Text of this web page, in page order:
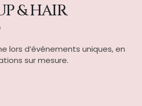
& HAIR
lors d’événements uniques, en
sur mesure.